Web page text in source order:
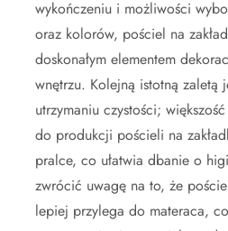
wykończeniu i możliwości
oraz kolorów, pościel na
doskonałym elementem
wnętrzu. Kolejną istotną zaletą
utrzymaniu czystości;
do produkcji pościeli na
pralce, co ułatwia dbanie o
zwrócić uwagę na to, że
lepiej przylega do materaca,